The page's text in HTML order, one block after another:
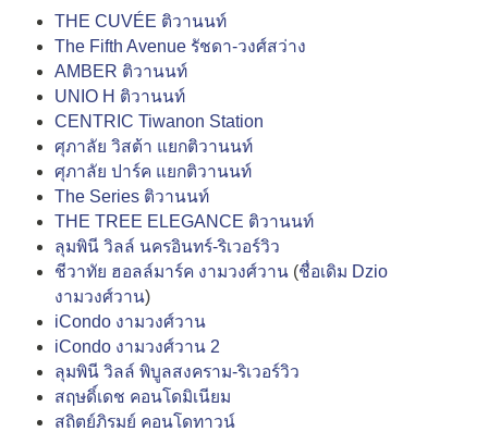
THE CUVÉE ติวานนท์
The Fifth Avenue รัชดา-วงศ์สว่าง
AMBER ติวานนท์
UNIO H ติวานนท์
CENTRIC Tiwanon Station
ศุภาลัย วิสต้า แยกติวานนท์
ศุภาลัย ปาร์ค แยกติวานนท์
The Series ติวานนท์
THE TREE ELEGANCE ติวานนท์
ลุมพินี วิลล์ นครอินทร์-ริเวอร์วิว
ชีวาทัย ฮอลล์มาร์ค งามวงศ์วาน (ชื่อเดิม Dzio
งามวงศ์วาน)
iCondo งามวงศ์วาน
iCondo งามวงศ์วาน 2
ลุมพินี วิลล์ พิบูลสงคราม-ริเวอร์วิว
สฤษดิ์เดช คอนโดมิเนียม
สถิตย์ภิรมย์ คอนโดทาวน์